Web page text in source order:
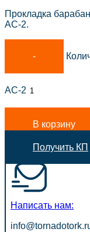
Прокладка
АС-2.
АС-2
В корзину
Получить КП
Написать нам: